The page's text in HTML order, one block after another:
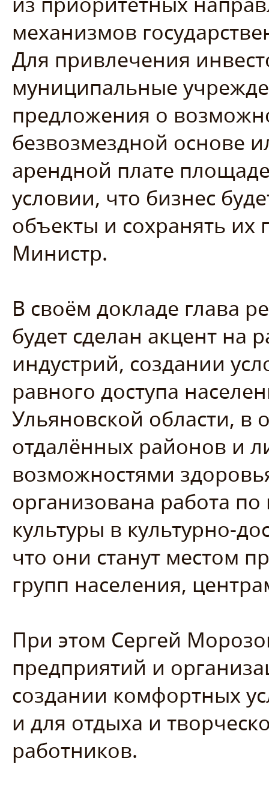
механизмов
Для привлечения
муниципальные
предложения о
безвозмездной основе
арендной плате
условии, что бизнес
объекты и сохранять
Министр.
В своём докладе глава
будет сделан акцент на
индустрий, создании
равного доступа
Ульяновской области, в
отдалённых районов и
возможностями
организована работа
культуры в культурно-
что они станут местом
групп населения,
При этом Сергей
предприятий и
создании комфортных
и для отдыха и
работников.